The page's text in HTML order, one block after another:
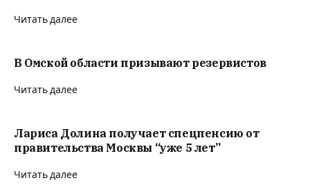
Читать далее
В Омской области призывают резервистов
Читать далее
Лариса Долина получает спецпенсию от
правительства Москвы “уже 5 лет”
Читать далее